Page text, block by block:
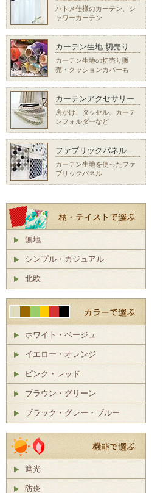
ハトメ仕様のカーテン、シ
ャワーカーテン
カーテン生地 切売り
カーテン生地の切売り販
売・クッションカバーも
カーテンアクセサリー
房かけ、タッセル、カーテ
ンフォルダーなど
ファブリックパネル
カーテン生地を使ったファ
ブリックパネル
無地
シンプル・カジュアル
北欧
ホワイト・ベージュ
イエロー・オレンジ
ピンク・レッド
ブラウン・グリーン
ブラック・グレー・ブルー
遮光
防炎